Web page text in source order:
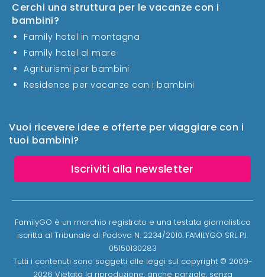
Vuoi ricevere idee e offerte per viaggiare con i
tuoi bambini?
Iscriviti alla newsletter
Cerchi una struttura per le vacanze con i
bambini?
Family hotel in montagna
Family hotel al mare
Agriturismi per bambini
Residence per vacanze con i bambini
FamilyGO è un marchio registrato e una testata giornalistica
iscritta al Tribunale di Padova N. 2234/2010. FAMILYGO SRL P.I.
05150130283
Tutti i contenuti sono soggetti alle leggi sul copyright © 2009-
2026 Vietata la riproduzione, anche parziale, senza